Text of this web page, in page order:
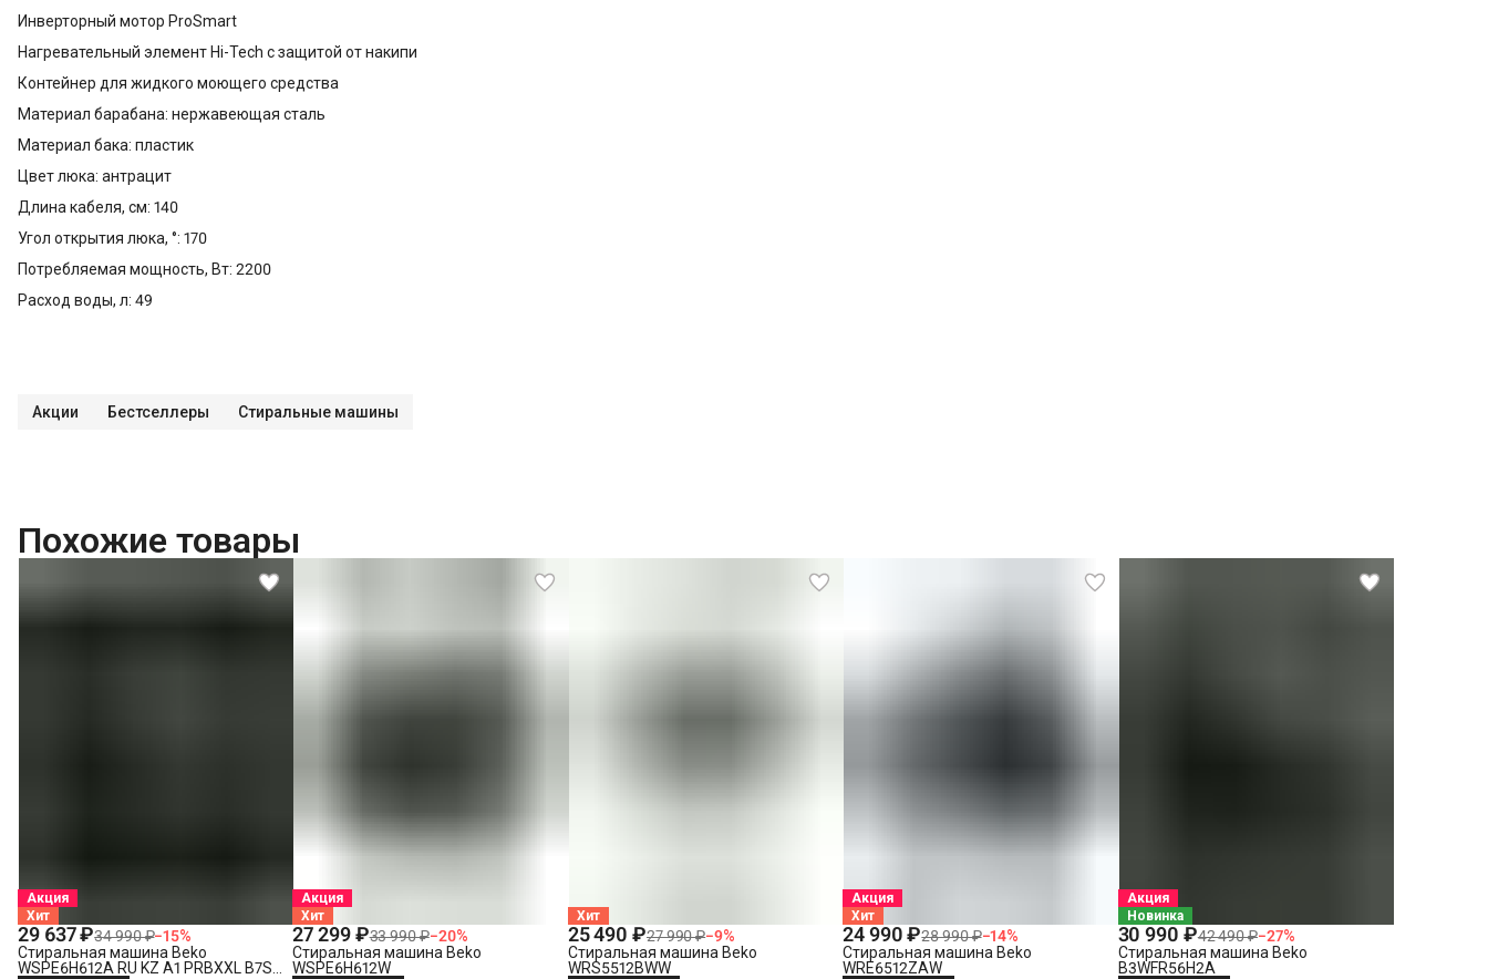
Инверторный мотор ProSmart
Нагревательный элемент Hi-Tech с защитой от накипи
Контейнер для жидкого моющего средства
Материал барабана: нержавеющая сталь
Материал бака: пластик
Цвет люка: антрацит
Длина кабеля, см: 140
Угол открытия люка, °: 170
Потребляемая мощность, Вт: 2200
Расход воды, л: 49
Акции Бестселлеры Стиральные машины
Похожие товары
Акция
Хит
29 637 ₽34 990 ₽−15%
Стиральная машина Beko
WSPE6H612A RU KZ A1 PRBXXL B7S
Акция
Хит
27 299 ₽33 990 ₽−20%
Стиральная машина Beko
WSPE6H612W
Хит
25 490 ₽27 990 ₽−9%
Стиральная машина Beko
WRS5512BWW
Акция
Хит
24 990 ₽28 990 ₽−14%
Стиральная машина Beko
WRE6512ZAW
Акция
Новинка
30 990 ₽42 490 ₽−27%
Стиральная машина Beko
B3WFR56H2A